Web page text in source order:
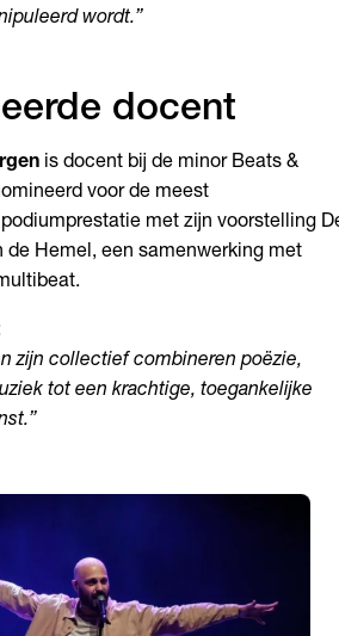
wordt.”
docent
is docent bij de minor Beats &
voor de meest
met zijn voorstelling
de Hemel, een samenwerking met
zijn collectief combineren poëzie,
tot een krachtige, toegankelijke